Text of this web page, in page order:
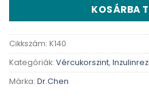
KOSÁRBA
Cikkszám: K140
Kategóriák: Vércukorszint,
Márka: Dr.Chen